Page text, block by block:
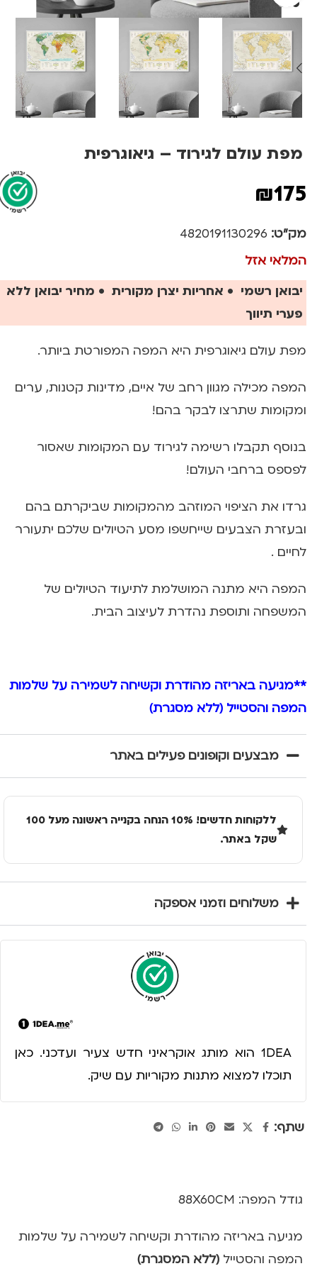
מפת עולם לגירוד – גיאוגרפית
₪175
מק"ט: 4820191130296
המלאי אזל
יבואן רשמי • אחריות יצרן מקורית • מחיר יבואן ללא
פערי תיווך
מפת עולם גיאוגרפית היא המפה המפורטת ביותר.
המפה מכילה מגוון רחב של איים, מדינות קטנות, ערים
ומקומות שתרצו לבקר בהם!
בנוסף תקבלו רשימה לגירוד עם המקומות שאסור
לפספס ברחבי העולם!
גרדו את הציפוי המוזהב מהמקומות שביקרתם בהם
ובעזרת הצבעים שייחשפו מסע הטיולים שלכם יתעורר
לחיים .
המפה היא מתנה המושלמת לתיעוד הטיולים של
המשפחה ותוספת נהדרת לעיצוב הבית.
**מגיעה באריזה מהודרת וקשיחה לשמירה על שלמות
המפה והסטייל (ללא מסגרת)
מבצעים וקופונים פעילים באתר
ללקוחות חדשים! 10% הנחה בקנייה ראשונה מעל 100
שקל באתר.
משלוחים וזמני אספקה
1DEA הוא מותג אוקראיני חדש צעיר ועדכני. כאן
תוכלו למצוא מתנות מקוריות עם שיק.
שתף:
גודל המפה: 88X60CM
מגיעה באריזה מהודרת וקשיחה לשמירה על שלמות
המפה והסטייל (ללא המסגרת)